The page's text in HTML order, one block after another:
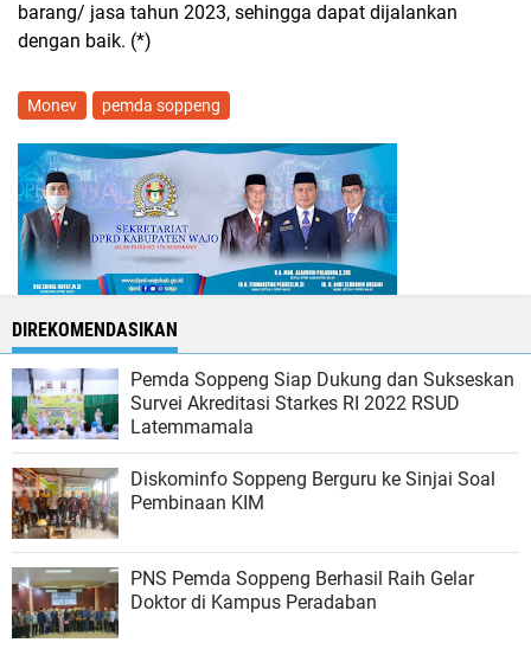
barang/ jasa tahun 2023, sehingga dapat dijalankan
dengan baik. (*)
Monev pemda soppeng
DIREKOMENDASIKAN
Pemda Soppeng Siap Dukung dan Sukseskan
Survei Akreditasi Starkes RI 2022 RSUD
Latemmamala
Diskominfo Soppeng Berguru ke Sinjai Soal
Pembinaan KIM
PNS Pemda Soppeng Berhasil Raih Gelar
Doktor di Kampus Peradaban